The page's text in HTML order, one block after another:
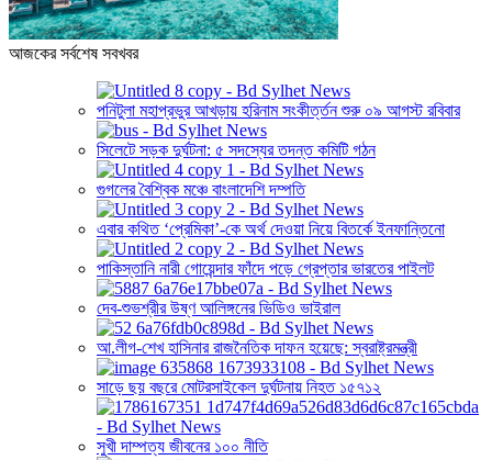
আজকের সর্বশেষ সবখবর
পনিটুলা মহাপ্রভুর আখড়ায় হরিনাম সংকীর্ত্তন শুরু ০৯ আগস্ট রবিবার
সিলেটে সড়ক দুর্ঘটনা: ৫ সদস্যের তদন্ত কমিটি গঠন
গুগলের বৈশ্বিক মঞ্চে বাংলাদেশি দম্পতি
এবার কথিত ‘প্রেমিকা’-কে অর্থ দেওয়া নিয়ে বিতর্কে ইনফান্তিনো
পাকিস্তানি নারী গোয়েন্দার ফাঁদে পড়ে গ্রেপ্তার ভারতের পাইলট
দেব-শুভশ্রীর উষ্ণ আলিঙ্গনের ভিডিও ভাইরাল
আ.লীগ-শেখ হাসিনার রাজনৈতিক দাফন হয়েছে: স্বরাষ্ট্রমন্ত্রী
সাড়ে ছয় বছরে মোটরসাইকেল দুর্ঘটনায় নিহত ১৫৭১২
সুখী দাম্পত্য জীবনের ১০০ নীতি